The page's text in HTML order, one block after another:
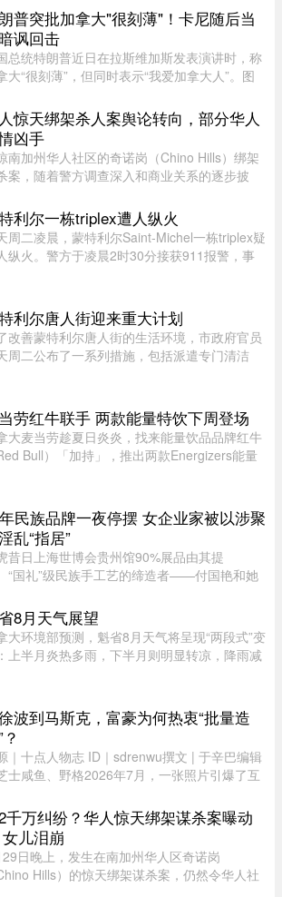
卓伟爆料之前明确表示，故事就是故事，他手
没有真凭实据，建议大 ...
普突批加拿大"很刻薄"！卡尼随后当
讽回击
总统特朗普近日在拉斯维加斯发表演讲时，称
大“很刻薄”，但同时表示“我爱加拿大人”。图
Resort Spa 发表演讲，宣传华盛顿的经济
。他在发言中谈到 ...
惊天绑架杀人案舆论转向，部分华人
凶手
南加州华人社区的奇诺岗（Chino Hills）绑架
案，随着警方调查深入和商业关系的逐步披
舆论风向开始出现微妙变化。部分华人社区成
始对已遭警方击毙的 ...
利尔一栋triplex遭人纵火
周二凌晨，蒙特利尔Saint-Michel一栋triplex疑
纵火。警方于凌晨2时30分接获911报警，事
助燃物，初步调查显示 ...
利尔唐人街迎来重大计划
改善蒙特利尔唐人街的生活环境，市政府官员
周二公布了一系列措施，包括派遣专门清洁
“我们正在把承诺变成行动 ...
劳红牛联手 两款能量特饮下周登场
大麦当劳趁夏日炎炎，找来能量饮品品牌红牛
Red Bull）「加持」，推出两款Energizers能量
能量饮品配搭蓝树莓（blu ...
民族品牌一夜停摆 女企业家被以涉聚
乱“指居”
昔日上海世博会贵州馆90%展品由其提
“国礼”级民族手工艺的缔造者——付国艳和她
以百年老店为目标而努力，37年来克服了非
经济危机、疫情等重重困难。 ...
8月天气展望
大环境部预测，魁省8月天气将呈现“两段式”变
上半月炎热多雨，下半月则明显转凉，降雨减
而南部地区气温则略低 ...
波到马斯克，富豪为何热衷“批量造
｜十点人物志 ID｜sdrenwu撰文 | 于辛巴编辑
士咸鱼、野格2026年7月，一张照片引爆了互
两边站着照顾他们的阿姨，前方拉着一条横
照片由多益网络官方微博 ...
千万纠纷？华人惊天绑架谋杀案曝动
儿泪崩
日晚上，发生在南加州华人区奇诺岗
Chino Hills）的惊天绑架谋杀案，仍然令华人社